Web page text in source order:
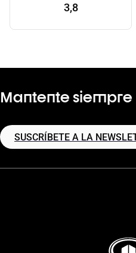
3,8
Mantente
SUSCRÍBETE A LA